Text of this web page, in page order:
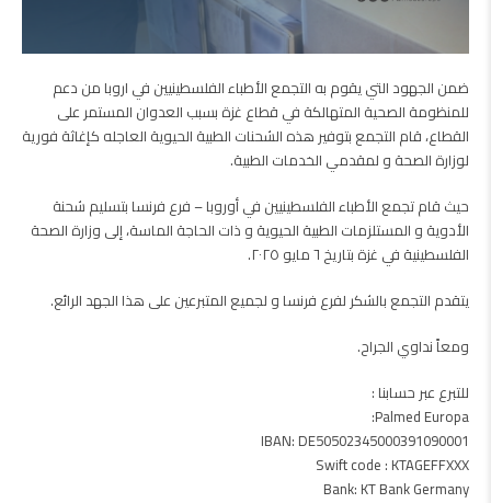
ضمن الجهود التي يقوم به التجمع الأطباء الفلسطينيين في اروبا من دعم
للمنظومة الصحية المتهالكة في قطاع غزة بسبب العدوان المستمر على
القطاع، قام التجمع بتوفير هذه الشحنات الطبية الحيوية العاجله كإغاثة فورية
لوزارة الصحة و لمقدمي الخدمات الطبية.
حيث قام تجمع الأطباء الفلسطينيين في أوروبا – فرع فرنسا بتسليم شحنة
الأدوية و المستلزمات الطبية الحيوية و ذات الحاجة الماسة، إلى وزارة الصحة
الفلسطينية في غزة بتاريخ ٦ مايو ٢٠٢٥.
يتقدم التجمع بالشكر لفرع فرنسا و لجميع المتبرعين على هذا الجهد الرائع.
ومعاً نداوي الجراح.
للتبرع عبر حسابنا :
Palmed Europa:
IBAN: DE50502345000391090001
Swift code : KTAGEFFXXX
Bank: KT Bank Germany